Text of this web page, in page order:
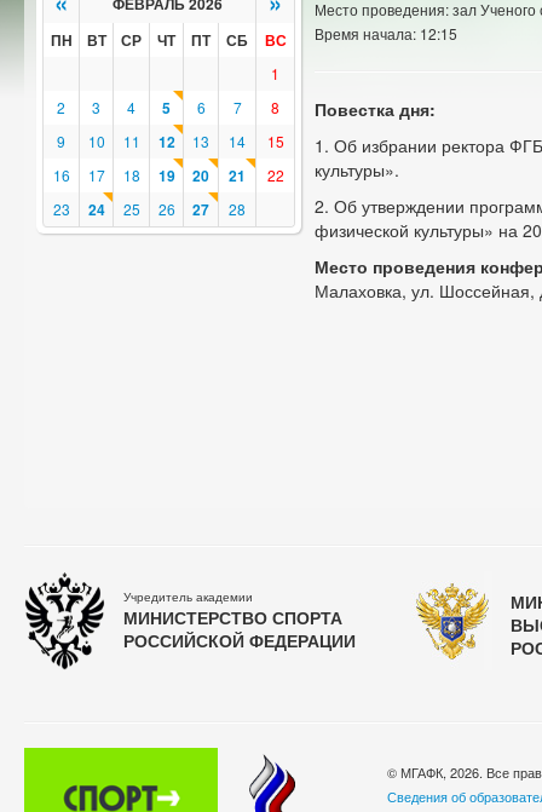
ПН ВТ СР ЧТ ПТ СБ ВС
1
2
3 4 5 6 7
8
9
10 11 12 13 14
15
16
17 18 19 20 21
22
23
24 25 26 27 28
Место проведения: зал
Время начала: 12:15
Повестка дня:
1. Об избрании ректора
культуры».
2. Об утверждении
физической культуры» на
Место проведения
Малаховка, ул. Шоссейная,
Учредитель академии
МИНИСТЕРСТВО СПОРТА
РОССИЙСКОЙ ФЕДЕРАЦИИ
© МГАФК, 2026. Все
Сведения об